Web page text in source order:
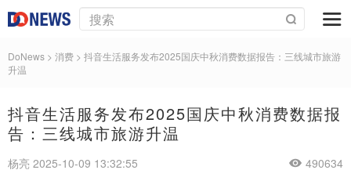
DoNews > 消费 > 抖音生活服务发布2025国庆中秋消费数据报告：三线城市旅游
升温
抖音生活服务发布2025国庆中秋消费数据报
告：三线城市旅游升温
杨亮 2025-10-09 13:32:55 490634